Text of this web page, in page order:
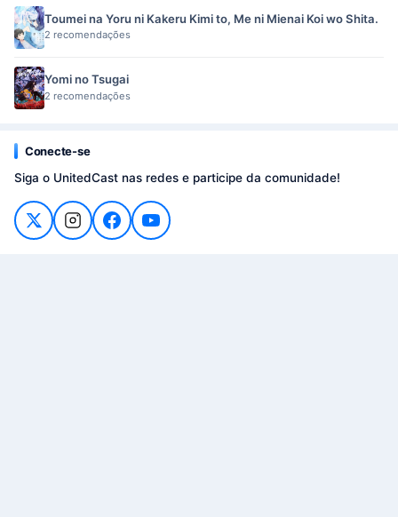
Toumei na Yoru ni Kakeru Kimi to, Me ni Mienai Koi wo Shita.
2 recomendações
Yomi no Tsugai
2 recomendações
Conecte-se
Siga o UnitedCast nas redes e participe da comunidade!